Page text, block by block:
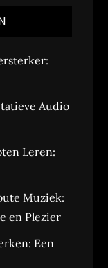
Audio
Leren:
Muziek:
en Plezier
Een